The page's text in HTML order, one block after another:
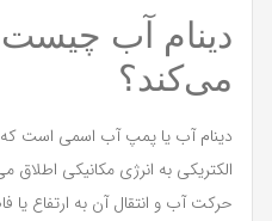
دینام آب چیست
می‌کند؟
دینام آب یا پمپ آب اسمی است که
الکتریکی به انرژی مکانیکی
حرکت آب و انتقال آن به ارتفاع